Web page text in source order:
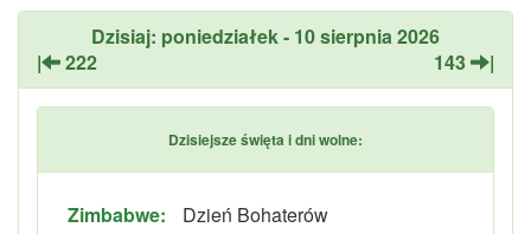
Dzisiaj: poniedziałek - 10 sierpnia 2026
|
222 143 |
Dzisiejsze święta i dni wolne:
Zimbabwe:
Dzień Bohaterów